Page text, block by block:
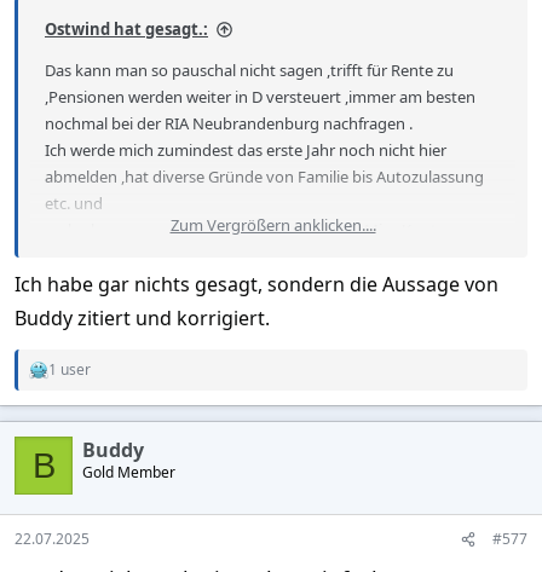
Ostwind hat gesagt.:
Das kann man so pauschal nicht sagen ,trifft für Rente zu
,Pensionen werden weiter in D versteuert ,immer am besten
nochmal bei der RIA Neubrandenburg nachfragen .
Ich werde mich zumindest das erste Jahr noch nicht hier
abmelden ,hat diverse Gründe von Familie bis Autozulassung
etc. und
mal sehen was passiert . Geld cash und über Mias Konto .
Zum Vergrößern anklicken....
Ich habe gar nichts gesagt, sondern die Aussage von
Buddy zitiert und korrigiert.
R
a
c
o
n
s
1 user
B Buddy
Gold Member
22.07.2025 #577